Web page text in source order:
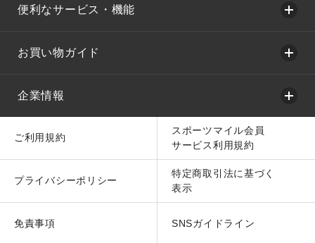
便利なサービス・機能
お買い物ガイド
企業情報
ご利用規約
スポーツマイル会員
サービス利用規約
プライバシーポリシー
特定商取引法に基づく
表示
免責事項 SNSガイドライン